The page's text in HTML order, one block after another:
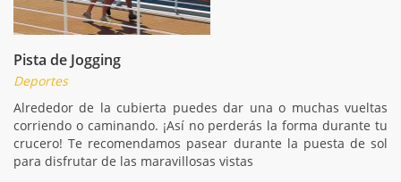
Pista de Jogging
Deportes
Alrededor de la cubierta puedes dar una o muchas vueltas
corriendo o caminando. ¡Así no perderás la forma durante tu
crucero! Te recomendamos pasear durante la puesta de sol
para disfrutar de las maravillosas vistas